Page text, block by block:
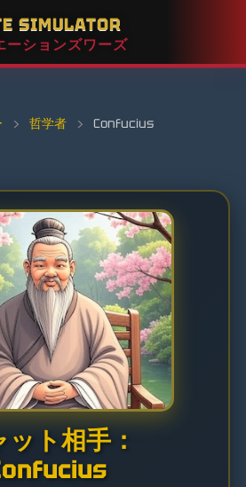
SIMULATOR
ーションズワーズ
› 哲学者 › Confucius
ット相手：